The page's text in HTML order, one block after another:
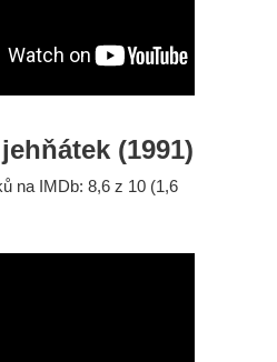
(1991)
na IMDb: 8,6 z 10 (1,6